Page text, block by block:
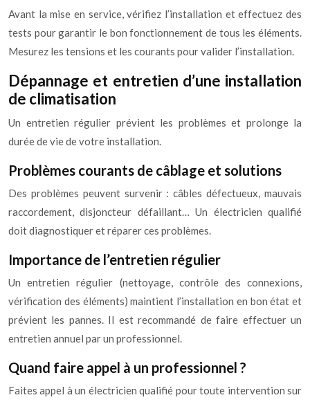
Avant la mise en service, vérifiez l’installation et effectuez des
tests pour garantir le bon fonctionnement de tous les éléments.
Mesurez les tensions et les courants pour valider l’installation.
Dépannage et entretien d’une installation
de climatisation
Un entretien régulier prévient les problèmes et prolonge la
durée de vie de votre installation.
Problèmes courants de câblage et solutions
Des problèmes peuvent survenir : câbles défectueux, mauvais
raccordement, disjoncteur défaillant… Un électricien qualifié
doit diagnostiquer et réparer ces problèmes.
Importance de l’entretien régulier
Un entretien régulier (nettoyage, contrôle des connexions,
vérification des éléments) maintient l’installation en bon état et
prévient les pannes. Il est recommandé de faire effectuer un
entretien annuel par un professionnel.
Quand faire appel à un professionnel ?
Faites appel à un électricien qualifié pour toute intervention sur